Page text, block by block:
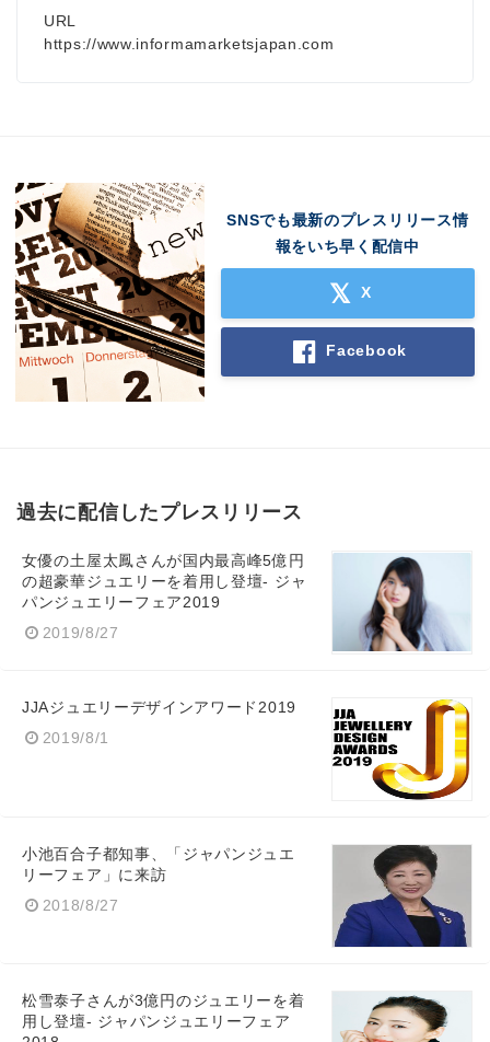
URL
https://www.informamarketsjapan.com
SNSでも最新のプレスリリース情
報をいち早く配信中
X
Facebook
過去に配信したプレスリリース
女優の土屋太鳳さんが国内最高峰5億円
の超豪華ジュエリーを着用し登壇- ジャ
パンジュエリーフェア2019
2019/8/27
JJAジュエリーデザインアワード2019
2019/8/1
小池百合子都知事、「ジャパンジュエ
リーフェア」に来訪
2018/8/27
松雪泰子さんが3億円のジュエリーを着
用し登壇- ジャパンジュエリーフェア